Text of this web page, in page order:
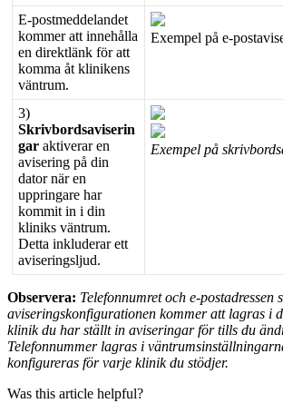
E-postmeddelandet
kommer att innehålla
en direktlänk för att
komma åt klinikens
väntrum.
Exempel på e-
3)
Skrivbordsaviserin
gar aktiverar en
avisering på din
dator när en
uppringare har
kommit in i din
kliniks väntrum.
Detta inkluderar ett
aviseringsljud.
Exempel på
Observera: Telefonnumret och e-postadressen
aviseringskonfigurationen kommer att lagras i
klinik du har ställt in aviseringar för tills du ä
Telefonnummer lagras i väntrumsinstä
konfigureras för varje klinik du stödjer.
Was this article helpful?